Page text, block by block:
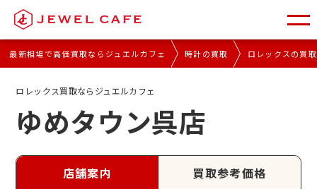
最新相場で高価買取ならジュエルカフェ 時計の買取 ロレックスの買取
ロレックス買取ならジュエルカフェ
ゆめタウン呉店
店舗案内 買取参考価格